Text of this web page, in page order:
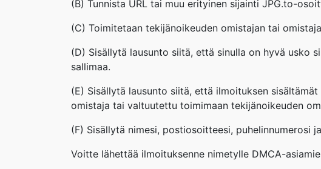
(B) Tunnista URL tai muu erityinen sijainti JPG.to-
(C) Toimitetaan tekijänoikeuden omistajan tai
(D) Sisällytä lausunto siitä, että sinulla on hyvä usko
sallimaa.
(E) Sisällytä lausunto siitä, että ilmoituksen
omistaja tai valtuutettu toimimaan tekijänoikeuden
(F) Sisällytä nimesi, postiosoitteesi, puhelinnumerosi
Voitte lähettää ilmoituksenne nimetylle DMCA-